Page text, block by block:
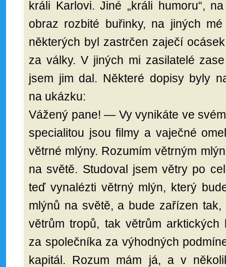
králi Karlovi. Jiné „králi humoru“,
obraz rozbité buřinky, na jiných
některých byl zastrčen zaječí
za války. V jiných mi zasilatelé
jsem jim dal. Některé dopisy byly
na ukázku:
Vážený pane! — Vy vynikáte ve
specialitou jsou filmy a vaječné
větrné mlýny. Rozumím větrným
na světě. Studoval jsem větry po
teď vynalézti větrný mlýn, který
mlýnů na světě, a bude zařízen
větrům tropů, tak větrům
za společníka za výhodných
kapitál. Rozum mám já, a v